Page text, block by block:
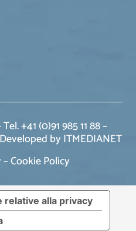
+41 (0)91 985 11 88 –
Developed by ITMEDIANET
–Cookie Policy
alla privacy